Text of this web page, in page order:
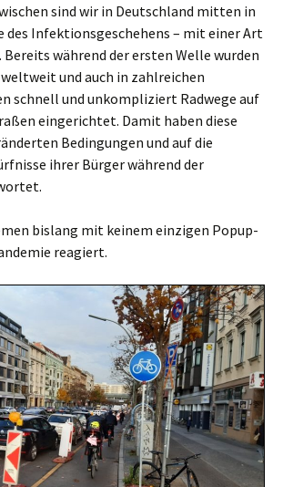
sind wir in Deutschland mitten in
des Infektionsgeschehens – mit einer Art
während der ersten Welle wurden
und auch in zahlreichen
schnell und unkompliziert Radwege auf
eingerichtet. Damit haben diese
Bedingungen und auf die
ihrer Bürger während der
bislang mit keinem einzigen Popup-
reagiert.